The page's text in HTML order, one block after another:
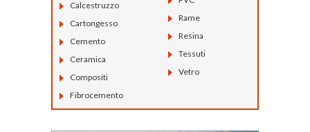
Calcestruzzo
Cartongesso
Cemento
Ceramica
Compositi
Fibrocemento
Rame
Resina
Tessuti
Vetro